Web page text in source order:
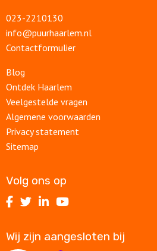
023-2210130
info@puurhaarlem.nl
Contactformulier
Blog
Ontdek Haarlem
Veelgestelde vragen
Algemene voorwaarden
Privacy statement
Sitemap
Volg ons op
Volg
op
Volg
op
Volg
op
Volg
op
Wij zijn aangesloten bij